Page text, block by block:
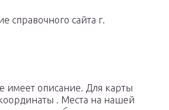
справочного сайта г.
имеет описание. Для карты
. Места на нашей